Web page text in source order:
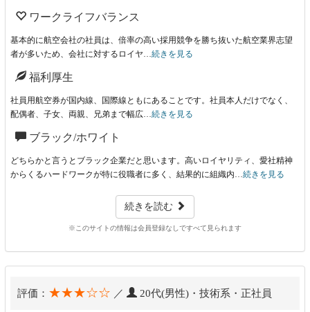
ワークライフバランス
基本的に航空会社の社員は、倍率の高い採用競争を勝ち抜いた航空業界志望
者が多いため、会社に対するロイヤ…続きを見る
福利厚生
社員用航空券が国内線、国際線ともにあることです。社員本人だけでなく、
配偶者、子女、両親、兄弟まで幅広…続きを見る
ブラック/ホワイト
どちらかと言うとブラック企業だと思います。高いロイヤリティ、愛社精神
からくるハードワークが特に役職者に多く、結果的に組織内…続きを見る
続きを読む
※このサイトの情報は会員登録なしですべて見られます
評価： ★★★☆☆ ／ 20代(男性)・技術系・正社員